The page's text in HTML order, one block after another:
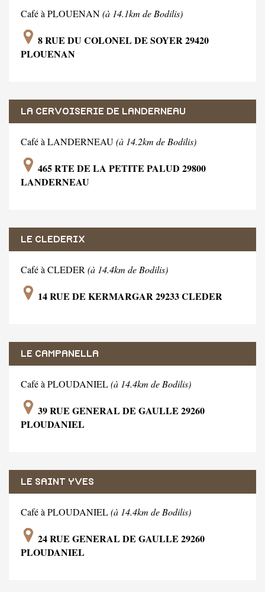
Café à PLOUENAN(à 14.1km de Bodilis)
8 RUE DU COLONEL DE SOYER 29420
PLOUENAN
LA CERVOISERIE DE LANDERNEAU
Café à LANDERNEAU(à 14.2km de Bodilis)
465 RTE DE LA PETITE PALUD 29800
LANDERNEAU
LE CLEDERIX
Café à CLEDER (à 14.4km de Bodilis)
14 RUE DE KERMARGAR 29233 CLEDER
LE CAMPANELLA
Café à PLOUDANIEL(à 14.4km de Bodilis)
39 RUE GENERAL DE GAULLE 29260
PLOUDANIEL
LE SAINT YVES
Café à PLOUDANIEL(à 14.4km de Bodilis)
24 RUE GENERAL DE GAULLE 29260
PLOUDANIEL